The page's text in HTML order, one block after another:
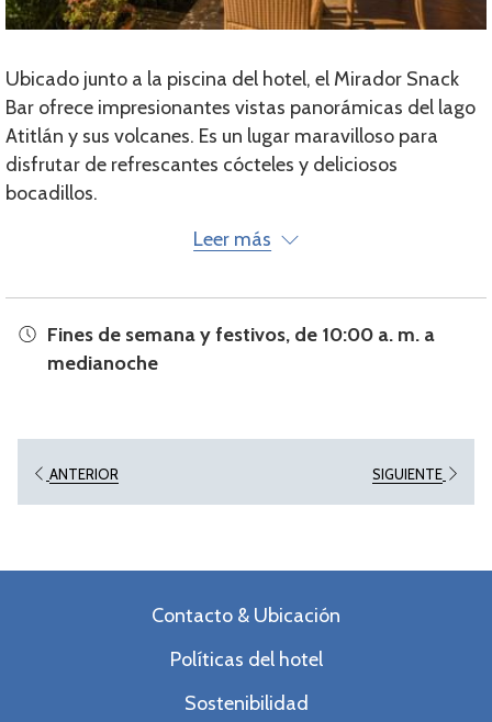
Ubicado junto a la piscina del hotel, el Mirador Snack
Bar ofrece impresionantes vistas panorámicas del lago
Atitlán y sus volcanes. Es un lugar maravilloso para
disfrutar de refrescantes cócteles y deliciosos
bocadillos.
Horario: fines de semana y días festivos, de 10:00
Leer más
Fines de semana y festivos, de 10:00 a. m. a
medianoche
ANTERIOR SIGUIENTE
Contacto & Ubicación
Políticas del hotel
Sostenibilidad